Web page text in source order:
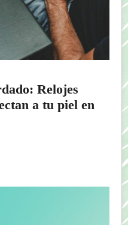
Relojes
a tu piel en